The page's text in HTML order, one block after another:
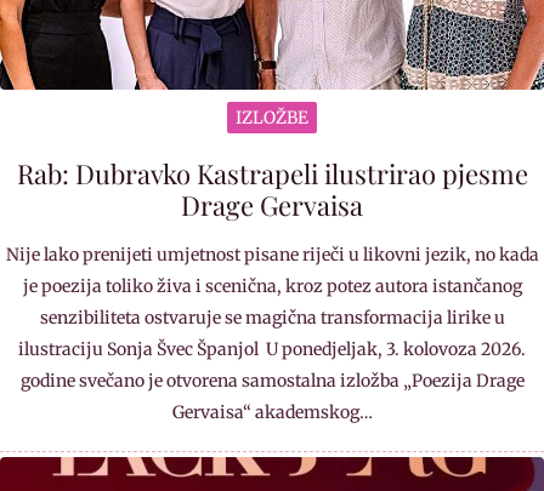
IZLOŽBE
Rab: Dubravko Kastrapeli ilustrirao pjesme
Drage Gervaisa
Nije lako prenijeti umjetnost pisane riječi u likovni jezik, no kada
je poezija toliko živa i scenična, kroz potez autora istančanog
senzibiliteta ostvaruje se magična transformacija lirike u
ilustraciju Sonja Švec Španjol U ponedjeljak, 3. kolovoza 2026.
godine svečano je otvorena samostalna izložba „Poezija Drage
Gervaisa“ akademskog…